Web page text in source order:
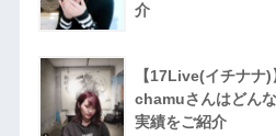
介
【17Live(イチナナ
chamuさんはどん
実績をご紹介